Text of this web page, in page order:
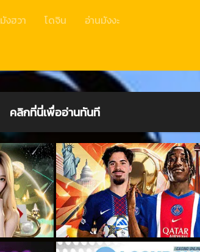
มังฮวา โดจิน อ่านมังงะ
คลิกที่นี่เพื่ออ่านทันที